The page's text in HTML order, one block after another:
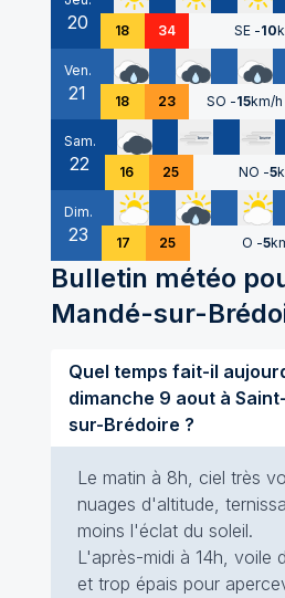
20 18 34 SE -10
Ven.
21 18 23 SO -15km/h
Sam.
22 16 25 NO -5
Dim.
23 17 25 O -5
Bulletin météo
Mandé-sur-
Quel temps fait-il
dimanche 9 aout à Saint-Mandé-
sur-Brédoire ?
Le matin à 8h, ciel très
nuages d'altitude,
moins l'éclat du soleil.
L'après-midi à 14h, voile
et trop épais pour